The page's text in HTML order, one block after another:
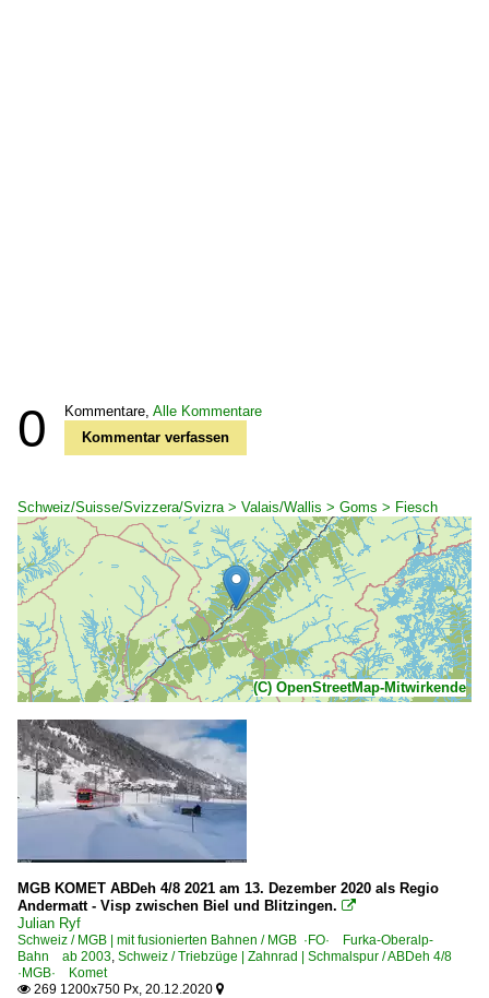
0 Kommentare, Alle Kommentare
Kommentar verfassen
Schweiz/Suisse/Svizzera/Svizra > Valais/Wallis > Goms > Fiesch
(C) OpenStreetMap-Mitwirkende
MGB KOMET ABDeh 4/8 2021 am 13. Dezember 2020 als Regio
Andermatt - Visp zwischen Biel und Blitzingen. 
Julian Ryf
Schweiz / MGB | mit fusionierten Bahnen / MGB ·FO· Furka-Oberalp-
Bahn ab 2003, Schweiz / Triebzüge | Zahnrad | Schmalspur / ABDeh 4/8
·MGB· Komet
 269 1200x750 Px, 20.12.2020 